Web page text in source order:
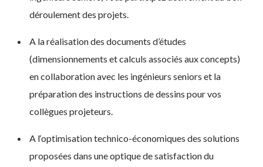
déroulement des projets.
A la réalisation des documents d’études
(dimensionnements et calculs associés aux concepts)
en collaboration avec les ingénieurs seniors et la
préparation des instructions de dessins pour vos
collègues projeteurs.
A l‘optimisation technico-économiques des solutions
proposées dans une optique de satisfaction du